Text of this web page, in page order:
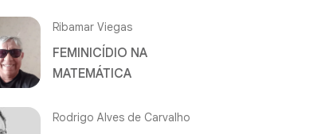
Ribamar Viegas
FEMINICÍDIO NA
MATEMÁTICA
Rodrigo Alves de Carvalho